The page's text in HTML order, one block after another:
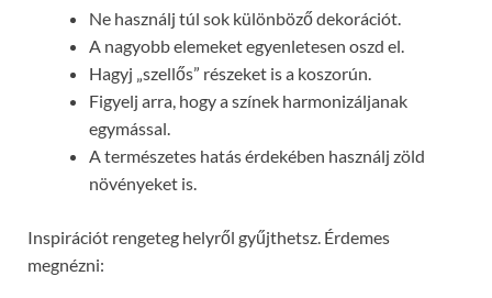
Ne használj túl sok különböző dekorációt.
A nagyobb elemeket egyenletesen oszd el.
Hagyj „szellős” részeket is a koszorún.
Figyelj arra, hogy a színek harmonizáljanak
egymással.
A természetes hatás érdekében használj zöld
növényeket is.
Inspirációt rengeteg helyről gyűjthetsz. Érdemes
megnézni: